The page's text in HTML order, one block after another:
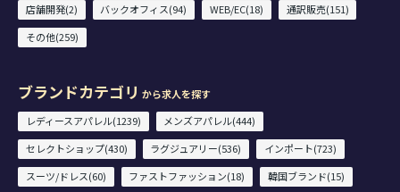
店舗開発(2)
バックオフィス(94) WEB/EC(18)
通訳販売(151)
その他(259)
ブランドカテゴリ から求人を探す
レディースアパレル(1239)
メンズアパレル(444)
セレクトショップ(430)
ラグジュアリー(536)
インポート(723)
スーツ/ドレス(60)
ファストファッション(18)
韓国ブランド(15)